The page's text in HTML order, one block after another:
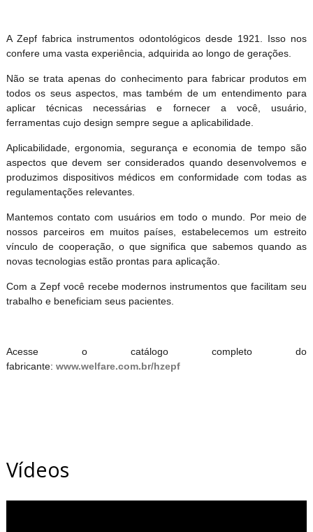
A Zepf fabrica instrumentos odontológicos desde 1921. Isso nos
confere uma vasta experiência, adquirida ao longo de gerações.
Não se trata apenas do conhecimento para fabricar produtos em
todos os seus aspectos, mas também de um entendimento para
aplicar técnicas necessárias e fornecer a você, usuário,
ferramentas cujo design sempre segue a aplicabilidade.
Aplicabilidade, ergonomia, segurança e economia de tempo são
aspectos que devem ser considerados quando desenvolvemos e
produzimos dispositivos médicos em conformidade com todas as
regulamentações relevantes.
Mantemos contato com usuários em todo o mundo. Por meio de
nossos parceiros em muitos países, estabelecemos um estreito
vínculo de cooperação, o que significa que sabemos quando as
novas tecnologias estão prontas para aplicação.
Com a Zepf você recebe modernos instrumentos que facilitam seu
trabalho e beneficiam seus pacientes.
Acesse o catálogo completo do
fabricante: www.welfare.com.br/hzepf
Vídeos